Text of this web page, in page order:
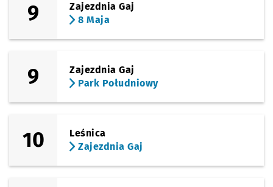
9
Zajezdnia Gaj
8 Maja
9
Zajezdnia Gaj
Park Południowy
10
Leśnica
Zajezdnia Gaj